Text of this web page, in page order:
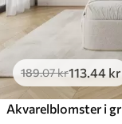
189.07kr113 .44 kr
Akvarelblomster i